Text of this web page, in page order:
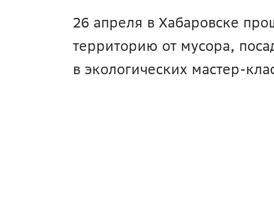
26 апреля в Хабаровске
территорию от мусора,
в экологических мастер-